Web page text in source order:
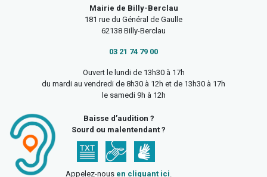
Mairie de Billy-Berclau
181 rue du Général de Gaulle
62138 Billy-Berclau
03 21 74 79 00
Ouvert le lundi de 13h30 à 17h
du mardi au vendredi de 8h30 à 12h et de 13h30 à 17h
le samedi 9h à 12h
Baisse d’audition ?
Sourd ou malentendant ?
Appelez-nous en cliquant ici